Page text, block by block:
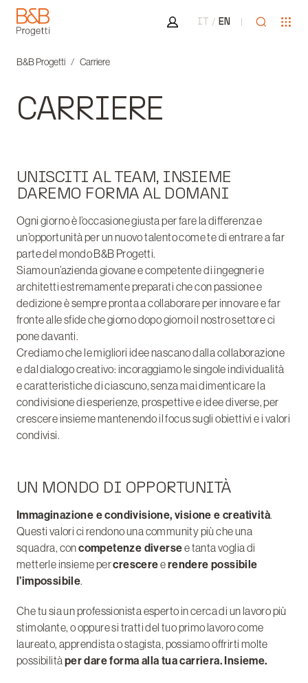
B&B Progetti
Area riservata
IT EN Apri
B&B Progetti Carriere
CARRIERE
UNISCITI AL TEAM, INSIEME
DAREMO FORMA AL DOMANI
Ogni giorno è l’occasione giusta per fare la differenza e
un’opportunità per un nuovo talento come te di entrare a far
parte del mondo B&B Progetti.
Siamo un’azienda giovane e competente di ingegneri e
architetti estremamente preparati che con passione e
dedizione è sempre pronta a collaborare per innovare e far
fronte alle sfide che giorno dopo giorno il nostro settore ci
pone davanti.
Crediamo che le migliori idee nascano dalla collaborazione
e dal dialogo creativo: incoraggiamo le singole individualità
e caratteristiche di ciascuno, senza mai dimenticare la
condivisione di esperienze, prospettive e idee diverse, per
crescere insieme mantenendo il focus sugli obiettivi e i valori
condivisi.
UN MONDO DI OPPORTUNITÀ
Immaginazione e condivisione, visione e creatività.
Questi valori ci rendono una community più che una
squadra, concompetenze diversee tanta voglia di
metterle insieme percrescereerendere possibile
l’impossibile.
Che tu sia un professionista esperto in cerca di un lavoro più
stimolante, o oppure si tratti del tuo primo lavoro come
laureato, apprendista o stagista, possiamo offrirti molte
possibilitàper dare forma alla tua carriera. Insieme.